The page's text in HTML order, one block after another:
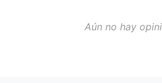
Aún no hay